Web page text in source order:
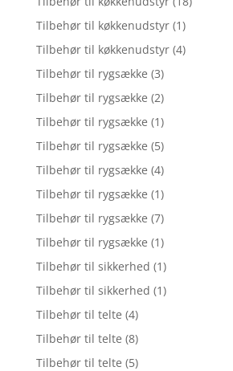
Tilbehør til køkkenudstyr (1)
Tilbehør til køkkenudstyr (4)
Tilbehør til rygsække (3)
Tilbehør til rygsække (2)
Tilbehør til rygsække (1)
Tilbehør til rygsække (5)
Tilbehør til rygsække (4)
Tilbehør til rygsække (1)
Tilbehør til rygsække (7)
Tilbehør til rygsække (1)
Tilbehør til sikkerhed (1)
Tilbehør til sikkerhed (1)
Tilbehør til telte (4)
Tilbehør til telte (8)
Tilbehør til telte (5)